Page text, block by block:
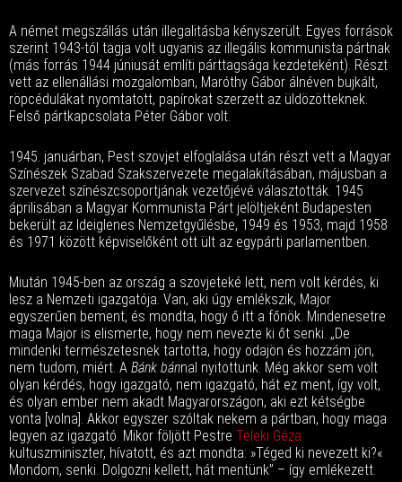
A német megszállás után illegalitásba kényszerült. Egyes források
szerint 1943-tól tagja volt ugyanis az illegális kommunista pártnak
(más forrás 1944 júniusát említi párttagsága kezdeteként). Részt
vett az ellenállási mozgalomban, Maróthy Gábor álnéven bujkált,
röpcédulákat nyomtatott, papírokat szerzett az üldözötteknek.
Felső pártkapcsolata Péter Gábor volt.
1945. januárban, Pest szovjet elfoglalása után részt vett a Magyar
Színészek Szabad Szakszervezete megalakításában, májusban a
szervezet színészcsoportjának vezetőjévé választották. 1945
áprilisában a Magyar Kommunista Párt jelöltjeként Budapesten
bekerült az Ideiglenes Nemzetgyűlésbe, 1949 és 1953, majd 1958
és 1971 között képviselőként ott ült az egypárti parlamentben.
Miután 1945-ben az ország a szovjeteké lett, nem volt kérdés, ki
lesz a Nemzeti igazgatója. Van, aki úgy emlékszik, Major
egyszerűen bement, és mondta, hogy ő itt a főnök. Mindenesetre
maga Major is elismerte, hogy nem nevezte ki őt senki. „De
mindenki természetesnek tartotta, hogy odajön és hozzám jön,
nem tudom, miért. A Bánk bánnal nyitottunk. Még akkor sem volt
olyan kérdés, hogy igazgató, nem igazgató, hát ez ment, így volt,
és olyan ember nem akadt Magyarországon, aki ezt kétségbe
vonta [volna]. Akkor egyszer szóltak nekem a pártban, hogy maga
legyen az igazgató. Mikor följött Pestre Teleki Géza
kultuszminiszter, hívatott, és azt mondta: »Téged ki nevezett ki?«
Mondom, senki. Dolgozni kellett, hát mentünk” – így emlékezett.